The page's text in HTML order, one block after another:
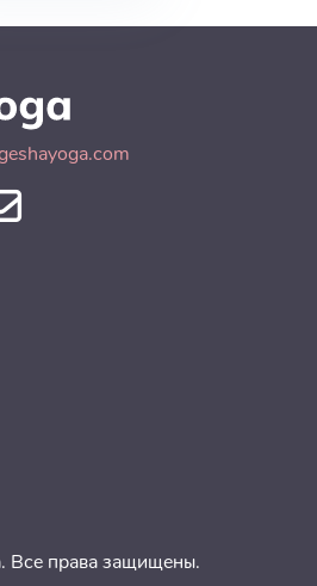
Все права защищены.